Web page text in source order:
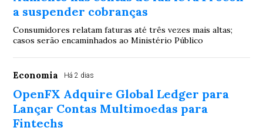
a suspender cobranças
Consumidores relatam faturas até três vezes mais altas;
casos serão encaminhados ao Ministério Público
Economia Há 2 dias
OpenFX Adquire Global Ledger para
Lançar Contas Multimoedas para
Fintechs